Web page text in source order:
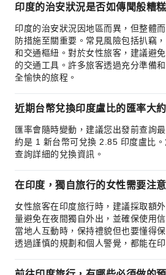
印度的治安狀況是否如傳聞般糟
印度的治安狀況因地區而異，但整體
防措施至關重要。常見風險包括扒竊
和交通樞紐。對於女性旅客，建議避
的交通工具。許多旅客透過充分準備
全愉快的旅程。
近期台幣兌換印度盧比的匯率大
匯率會隨時變動，建議您出發前查詢
約是 1 新台幣可兌換 2.85 印度盧比
查詢詳細的兌換資訊。
在印度，獨自旅行的女性需要注
女性旅客在印度旅行時，建議採取額
量避免在夜間獨自外出，並確保使用
當地人互動時，保持禮貌但也要懂得
透過謹慎的規劃和個人警覺，都能在